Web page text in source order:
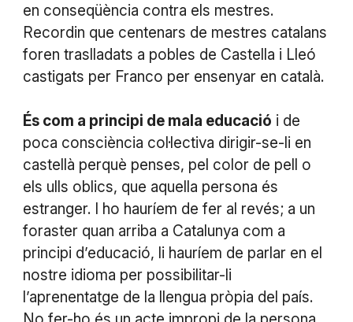
en conseqüència contra els mestres.
Recordin que centenars de mestres catalans
foren traslladats a pobles de Castella i Lleó
castigats per Franco per ensenyar en català.
És com a principi de mala educació i de
poca consciència col·lectiva dirigir-se-li en
castellà perquè penses, pel color de pell o
els ulls oblics, que aquella persona és
estranger. I ho hauríem de fer al revés; a un
foraster quan arriba a Catalunya com a
principi d’educació, li hauríem de parlar en el
nostre idioma per possibilitar-li
l’aprenentatge de la llengua pròpia del país.